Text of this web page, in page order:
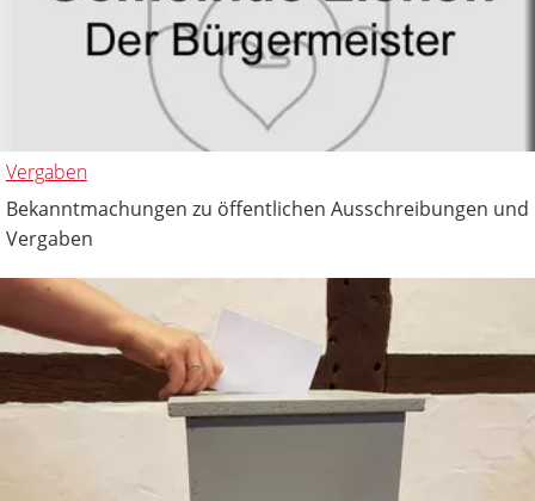
Vergaben
Bekanntmachungen zu öffentlichen Ausschreibungen und
Vergaben